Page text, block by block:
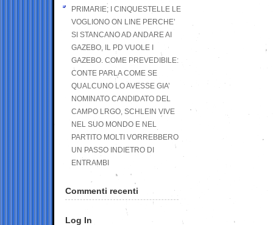
PRIMARIE; I CINQUESTELLE LE
VOGLIONO ON LINE PERCHE’
SI STANCANO AD ANDARE AI
GAZEBO, IL PD VUOLE I
GAZEBO. COME PREVEDIBILE:
CONTE PARLA COME SE
QUALCUNO LO AVESSE GIA’
NOMINATO CANDIDATO DEL
CAMPO LRGO, SCHLEIN VIVE
NEL SUO MONDO E NEL
PARTITO MOLTI VORREBBERO
UN PASSO INDIETRO DI
ENTRAMBI
Commenti recenti
Log In